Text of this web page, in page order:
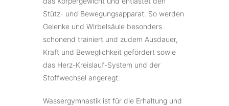
Stütz- und Bewegungsapparat. So werden
Gelenke und Wirbelsäule besonders
schonend trainiert und zudem Ausdauer,
Kraft und Beweglichkeit gefördert sowie
das Herz-Kreislauf-System und der
Stoffwechsel angeregt.
Wassergymnastik ist für die Erhaltung und